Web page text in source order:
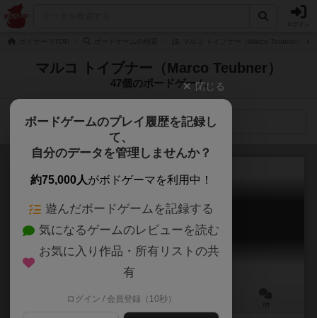
マルコ トイブナー（Marco Teubner）
47個のボードゲーム
検索メニュー
サフラニート
Safranito
30～45分
閉じる
ボードゲームのプレイ履歴を記録し
て、
自分のデータを管理しませんか？
約75,000人がボドゲーマを利用中！
遊んだボードゲームを記録する
気になるゲームのレビューを読む
お気に入り作品・所有リストの共
有
ログイン / 会員登録（10秒）